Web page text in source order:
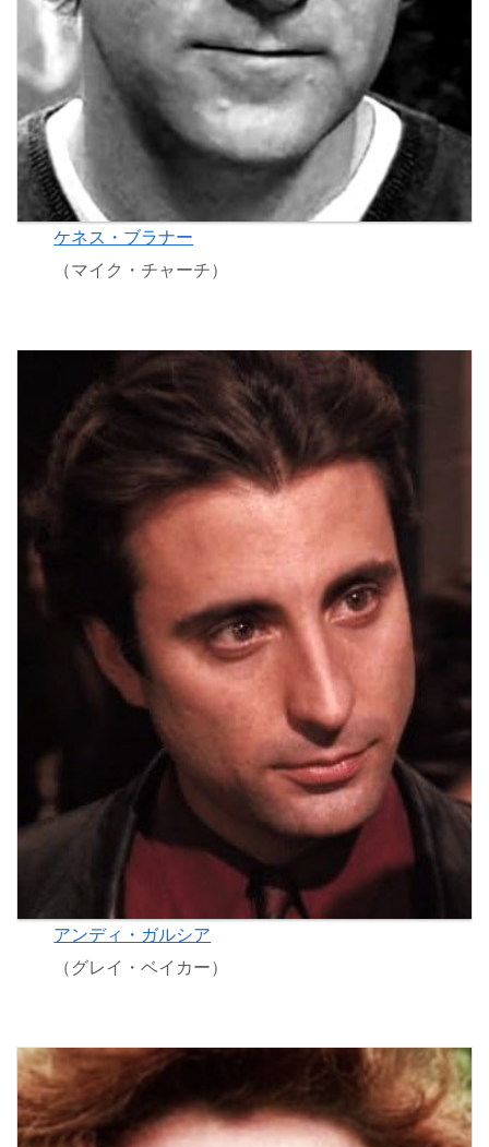
ケネス・ブラナー
（マイク・チャーチ）
アンディ・ガルシア
（グレイ・ベイカー）